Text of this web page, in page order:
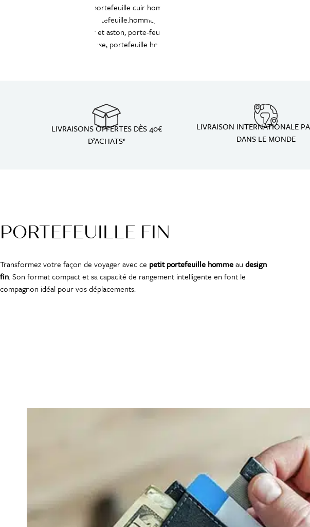
LIVRAISONS OFFERTES DÈS 40€
D’ACHATS*
LIVRAISON INTERNATIONALE
DANS LE MONDE
PORTEFEUILLE FIN
Transformez votre façon de voyager avec ce petit portefeuille hommeau design
fin. Son format compact et sa capacité de rangement intelligente en font le
compagnon idéal pour vos déplacements.